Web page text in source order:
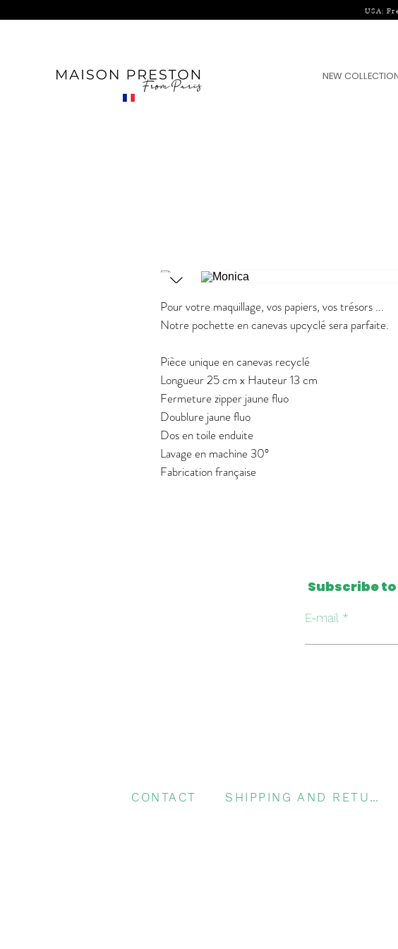
USA:
NEW
Pour votre maquillage, vos papiers, vos trésors ...
Notre pochette en canevas upcyclé sera parfaite.
Pièce unique en canevas recyclé
Longueur 25 cm x Hauteur 13 cm
Fermeture zipper jaune fluo
Doublure jaune fluo
Dos en toile enduite
Lavage en machine 30°
Fabrication française
Subscribe
E-mail
CONTACT SHIPPING AND RETURNS